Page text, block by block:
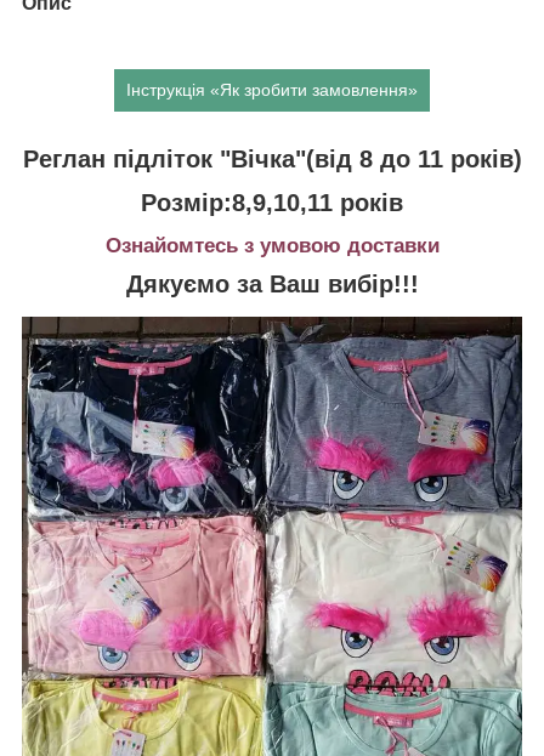
Інструкція «Як зробити замовлення»
Реглан підліток "Вічка"(від 8 до 11 років)
Розмір:8,9,10,11 років
Ознайомтесь з умовою доставки
Дякуємо за Ваш вибір!!!